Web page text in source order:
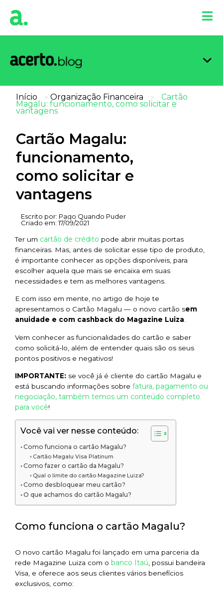
Início > Organização Financeira > Cartão
Magalu: funcionamento, como solicitar e
vantagens
Cartão Magalu:
funcionamento,
como solicitar e
vantagens
Escrito por: Pago Quando Puder
Criado em: 17/09/2021
Ter um cartão de crédito pode abrir muitas portas
financeiras. Mas, antes de solicitar esse tipo de produto,
é importante conhecer as opções disponíveis, para
escolher aquela que mais se encaixa em suas
necessidades e tem as melhores vantagens.
E com isso em mente, no artigo de hoje te
apresentamos o Cartão Magalu — o novo cartão sem
anuidade e com cashback do Magazine Luiza
Vem conhecer as funcionalidades do cartão e saber
como solicitá-lo, além de entender quais são os seus
pontos positivos e negativos!
IMPORTANTE: se você já é cliente do cartão Magalu e
está buscando informações sobre fatura, pagamento ou
negociação, também temos um conteúdo completo
para você!
Você vai ver nesse conteúdo:
Como funciona o cartão Magalu?
Cartão Magalu Visa Platinum
Como fazer o cartão da Magalu?
Qual o limite do cartão Magazine Luiza?
Como desbloquear meu cartão?
O que achamos do cartão Magalu?
Como funciona o cartão Magalu?
O novo cartão Magalu foi lançado em uma parceria da
rede Magazine Luiza com o banco Itaú, possui bandeira
Visa, e oferece aos seus clientes vários benefícios
exclusivos, como: